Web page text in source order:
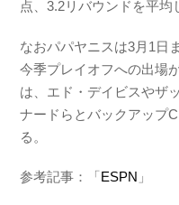
点、3.2リバウンドを平均
なおパパヤニスは3月1日
今季プレイオフへの出場
は、エド・デイビスやザ
ナードらとバックアップ
る。
参考記事：「ESPN 」